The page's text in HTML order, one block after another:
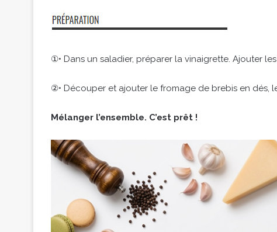
①• Dans un saladier, préparer la vinaigrette. Ajouter
②• Découper et ajouter le fromage de brebis en dés,
Mélanger l’ensemble. C’est prêt !